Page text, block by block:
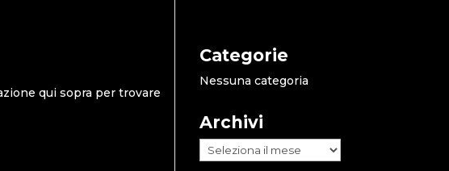
qui sopra per trovare
Categorie
Nessuna categoria
Archivi
Archivi